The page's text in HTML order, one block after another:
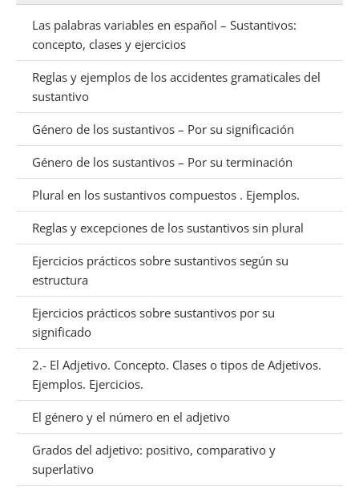
Las palabras variables en español – Sustantivos:
concepto, clases y ejercicios
Reglas y ejemplos de los accidentes gramaticales del
sustantivo
Género de los sustantivos – Por su significación
Género de los sustantivos – Por su terminación
Plural en los sustantivos compuestos . Ejemplos.
Reglas y excepciones de los sustantivos sin plural
Ejercicios prácticos sobre sustantivos según su
estructura
Ejercicios prácticos sobre sustantivos por su
significado
2.- El Adjetivo. Concepto. Clases o tipos de Adjetivos.
Ejemplos. Ejercicios.
El género y el número en el adjetivo
Grados del adjetivo: positivo, comparativo y
superlativo